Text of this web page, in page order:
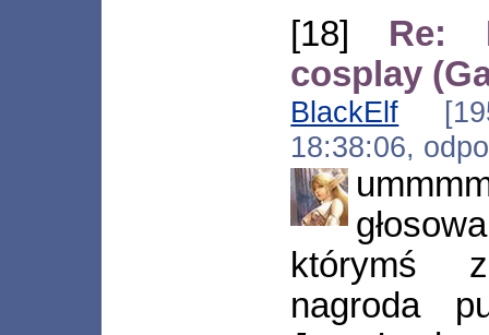
[18] Re:
cosplay
BlackElf
18:38:06,
którymś
nagroda